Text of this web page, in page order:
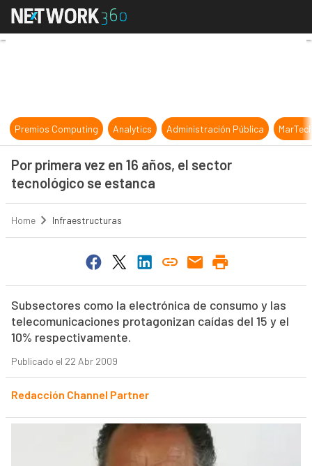
Por primera vez en 16 años, el
Premios Computing Analytics Administración Pública
Por primera vez en 16 años, el sector
tecnológico se estanca
Home Infraestructuras
Subsectores como la electrónica de consumo y las
telecomunicaciones protagonizan caídas del 15 y el
10% respectivamente.
Publicado el 22 Abr 2009
Redacción Channel Partner